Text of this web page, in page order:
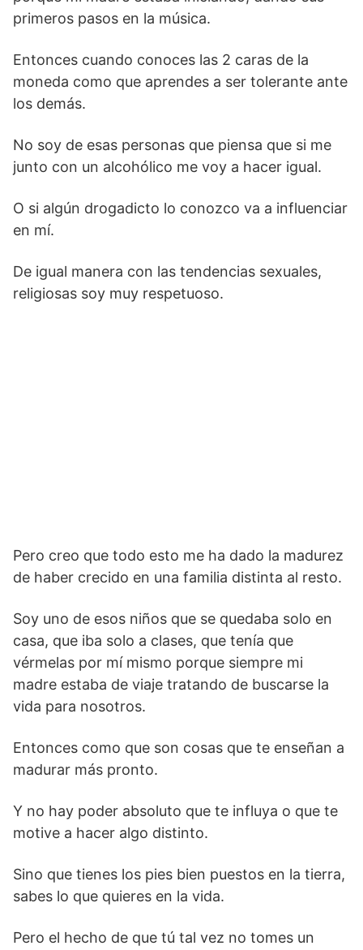
primeros pasos en la música.
Entonces cuando conoces las 2 caras de la
moneda como que aprendes a ser tolerante ante
los demás.
No soy de esas personas que piensa que si me
junto con un alcohólico me voy a hacer igual.
O si algún drogadicto lo conozco va a influenciar
en mí.
De igual manera con las tendencias sexuales,
religiosas soy muy respetuoso.
Pero creo que todo esto me ha dado la madurez
de haber crecido en una familia distinta al resto.
Soy uno de esos niños que se quedaba solo en
casa, que iba solo a clases, que tenía que
vérmelas por mí mismo porque siempre mi
madre estaba de viaje tratando de buscarse la
vida para nosotros.
Entonces como que son cosas que te enseñan a
madurar más pronto.
Y no hay poder absoluto que te influya o que te
motive a hacer algo distinto.
Sino que tienes los pies bien puestos en la tierra,
sabes lo que quieres en la vida.
Pero el hecho de que tú tal vez no tomes un